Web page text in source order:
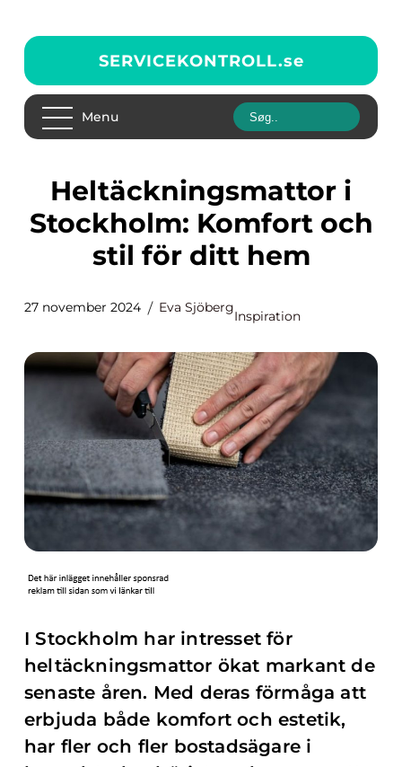
SERVICEKONTROLL.se
Menu
Heltäckningsmattor i
Stockholm: Komfort och
stil för ditt hem
27 november 2024 Eva Sjöberg
Inspiration
I Stockholm har intresset för
heltäckningsmattor ökat markant de
senaste åren. Med deras förmåga att
erbjuda både komfort och estetik,
har fler och fler bostadsägare i